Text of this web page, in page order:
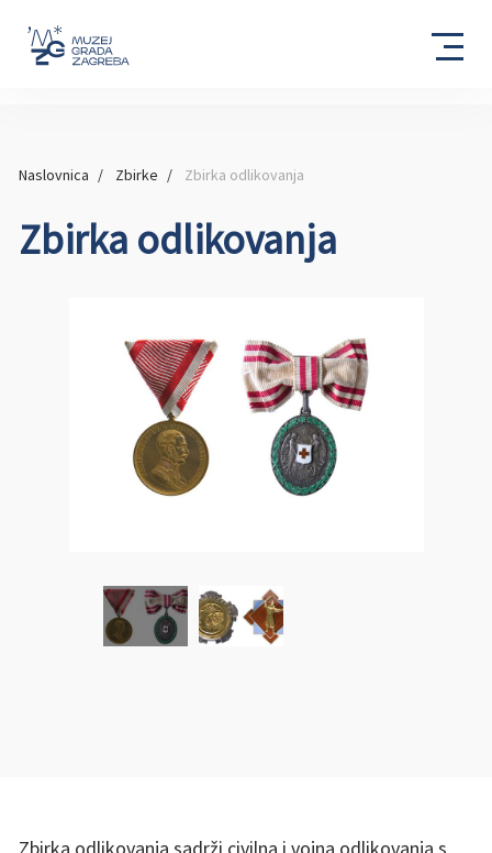
Naslovnica Zbirke Zbirka odlikovanja
Zbirka odlikovanja
Zbirka odlikovanja sadrži civilna i vojna odlikovanja s